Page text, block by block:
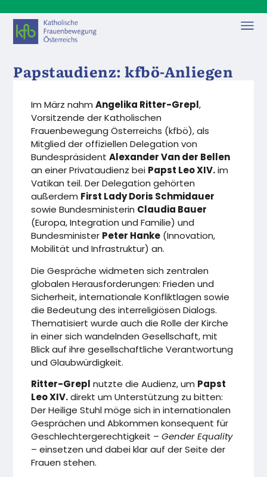
Papstaudienz: kfbö-Anliegen
eingebracht
AKTUELLES 24. MÄRZ, 2026
Im März nahmAngelika Ritter-Grepl,
Vorsitzende der Katholischen
Frauenbewegung Österreichs (kfbö), als
Mitglied der offiziellen Delegation von
BundespräsidentAlexander Van der Bellen
an einer Privataudienz bei Papst Leo XIV.im
Vatikan teil. Der Delegation gehörten
außerdem First Lady Doris Schmidauer
sowie Bundesministerin Claudia Bauer
(Europa, Integration und Familie) und
Bundesminister Peter Hanke (Innovation,
Mobilität und Infrastruktur) an.
Die Gespräche widmeten sich zentralen
globalen Herausforderungen: Frieden und
Sicherheit, internationale Konfliktlagen sowie
die Bedeutung des interreligiösen Dialogs.
Thematisiert wurde auch die Rolle der Kirche
in einer sich wandelnden Gesellschaft, mit
Blick auf ihre gesellschaftliche Verantwortung
und Glaubwürdigkeit.
Ritter-Grepl nutzte die Audienz, um Papst
Leo XIV.direkt um Unterstützung zu bitten:
Der Heilige Stuhl möge sich in internationalen
Gesprächen und Abkommen konsequent für
Geschlechtergerechtigkeit –Gender Equality
– einsetzen und dabei klar auf der Seite der
Frauen stehen.